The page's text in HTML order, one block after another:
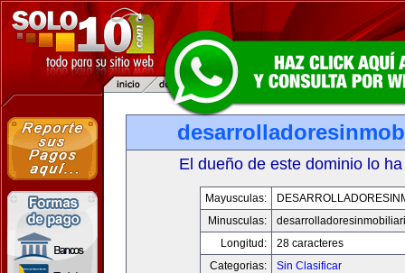
El dueño de este dominio lo
Mayusculas:
Minusculas:
Longitud:
28 caracteres
Categorias:
Sin Clasificar